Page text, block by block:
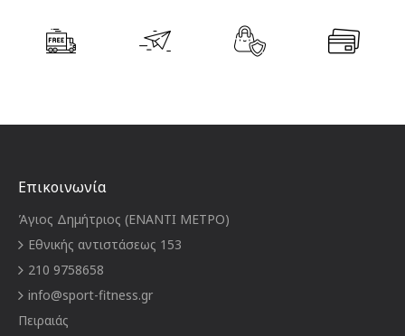
Επικοινωνία
Άγιος Δημήτριος (ΕΝΑΝΤΙ ΜΕΤΡΟ)
Εθνικής αντιστάσεως 153
210 9758658
info@sport-fitness.gr
Πειραιάς